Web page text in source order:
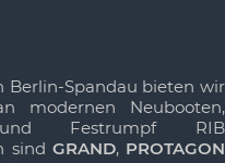
Berlin-Spandau bieten wir
modernen Neubooten,
und Festrumpf RIB
sind GRAND, PROTAGON